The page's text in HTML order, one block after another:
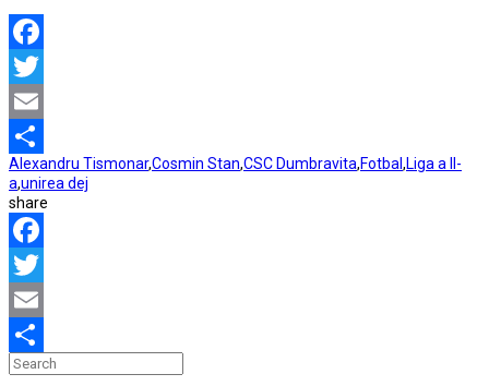
Facebook
Twitter
Email
Partajează
Alexandru Tismonar,Cosmin Stan,CSC Dumbravita,Fotbal,Liga a II-
a,unirea dej
share
Facebook
Twitter
Email
Partajează